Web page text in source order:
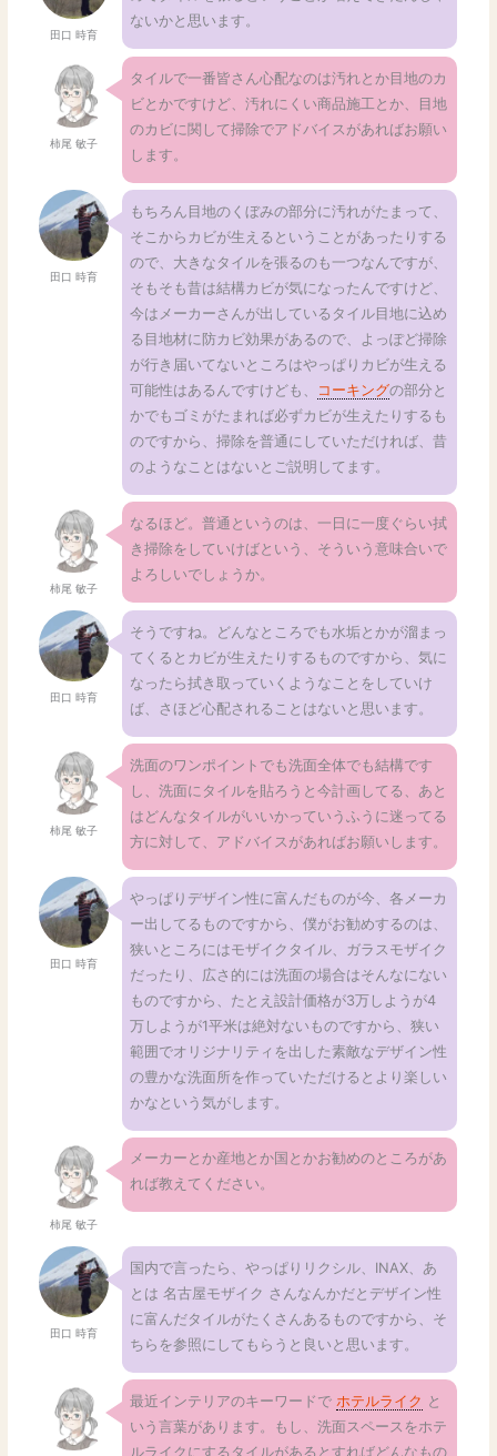
田口 時育
ないかと思います。
柿尾 敏子
タイルで一番皆さん心配なのは汚れとか目地のカ
ビとかですけど、汚れにくい商品施工とか、目地
のカビに関して掃除でアドバイスがあればお願い
します。
田口 時育
もちろん目地のくぼみの部分に汚れがたまって、
そこからカビが生えるということがあったりする
ので、大きなタイルを張るのも一つなんですが、
そもそも昔は結構カビが気になったんですけど、
今はメーカーさんが出しているタイル目地に込め
る目地材に防カビ効果があるので、よっぽど掃除
が行き届いてないところはやっぱりカビが生える
可能性はあるんですけども、
コーキングの部分と
かでもゴミがたまれば必ずカビが生えたりするも
のですから、掃除を普通にしていただければ、昔
のようなことはないとご説明してます。
柿尾 敏子
なるほど。普通というのは、一日に一度ぐらい拭
き掃除をしていけばという、そういう意味合いで
よろしいでしょうか。
田口 時育
そうですね。どんなところでも水垢とかが溜まっ
てくるとカビが生えたりするものですから、気に
なったら拭き取っていくようなことをしていけ
ば、さほど心配されることはないと思います。
柿尾 敏子
洗面のワンポイントでも洗面全体でも結構です
し、洗面にタイルを貼ろうと今計画してる、あと
はどんなタイルがいいかっていうふうに迷ってる
方に対して、アドバイスがあればお願いします。
田口 時育
やっぱりデザイン性に富んだものが今、各メーカ
ー出してるものですから、僕がお勧めするのは、
狭いところにはモザイクタイル、ガラスモザイク
だったり、広さ的には洗面の場合はそんなにない
ものですから、たとえ設計価格が3万しようが4
万しようが1平米は絶対ないものですから、狭い
範囲でオリジナリティを出した素敵なデザイン性
の豊かな洗面所を作っていただけるとより楽しい
かなという気がします。
柿尾 敏子
メーカーとか産地とか国とかお勧めのところがあ
れば教えてください。
田口 時育
国内で言ったら、やっぱりリクシル、INAX、あ
とは 名古屋モザイク さんなんかだとデザイン性
に富んだタイルがたくさんあるものですから、そ
ちらを参照にしてもらうと良いと思います。
最近インテリアのキーワードで ホテルライク と
いう言葉があります。もし、洗面スペースをホテ
ルライクにするタイルがあるとすればどんなもの